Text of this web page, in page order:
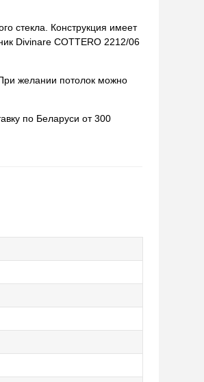
стекла. Конструкция имеет
Divinare COTTERO 2212/06
желании потолок можно
по Беларуси от 300